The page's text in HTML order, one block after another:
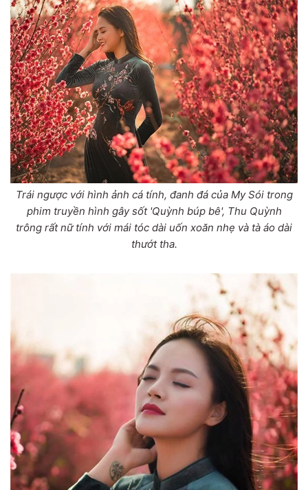
Trái ngược với hình ảnh cá tính, đanh đá của My Sói trong
phim truyền hình gây sốt 'Quỳnh búp bê', Thu Quỳnh
trông rất nữ tính với mái tóc dài uốn xoăn nhẹ và tà áo dài
thướt tha.